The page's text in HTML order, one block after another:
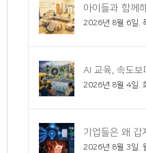
아이들과 함께
2026년 8월 6일.
AI 교육, 속도
2026년 8월 4일.
기업들은 왜 갑
2026년 8월 3일.